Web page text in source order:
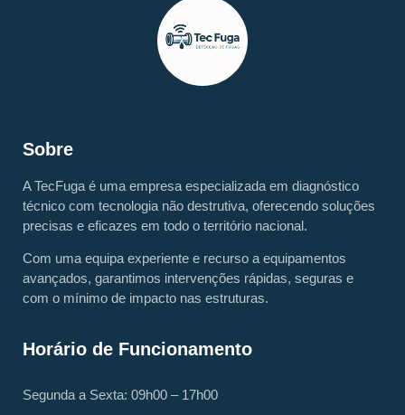
Sobre
A TecFuga é uma empresa especializada em diagnóstico
técnico com tecnologia não destrutiva, oferecendo soluções
precisas e eficazes em todo o território nacional.
Com uma equipa experiente e recurso a equipamentos
avançados, garantimos intervenções rápidas, seguras e
com o mínimo de impacto nas estruturas.
Horário de Funcionamento
Segunda a Sexta: 09h00 – 17h00